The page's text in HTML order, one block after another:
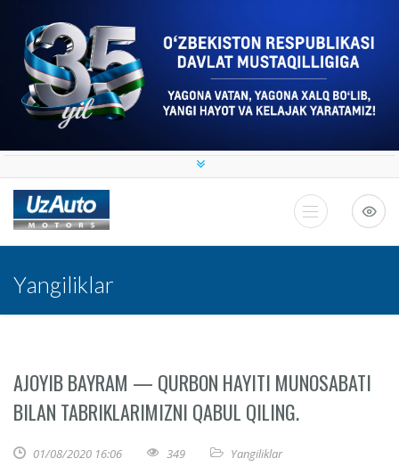
Yangiliklar
AJOYIB BAYRAM — QURBON HAYITI MUNOSABATI
BILAN TABRIKLARIMIZNI QABUL QILING.
01/08/2020 16:06 349 Yangiliklar